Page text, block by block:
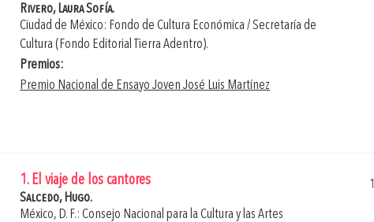
Rivero, Laura Sofía.
Ciudad de México: Fondo de Cultura Económica / Secretaría de
Cultura (Fondo Editorial Tierra Adentro).
Premios:
Premio Nacional de Ensayo Joven José Luis Martínez
1. El viaje de los cantores
Salcedo, Hugo.
México, D. F.: Consejo Nacional para la Cultura y las Artes